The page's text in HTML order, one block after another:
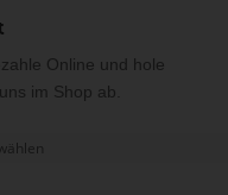
Online und hole
im Shop ab.